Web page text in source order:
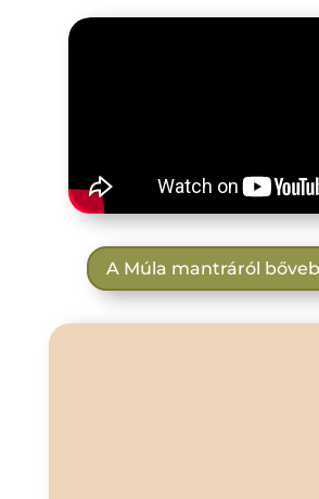
A Múla mantráról